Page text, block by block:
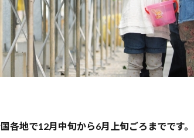
各地で12月中旬から6月上旬ごろまでです。